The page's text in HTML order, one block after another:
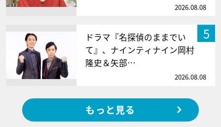
2026.08.08
5
ドラマ『名探偵のままでい
て』、ナインティナイン岡村
隆史＆矢部…
2026.08.08
もっと見る